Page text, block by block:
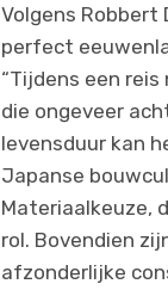
Volgens
perfect
“Tijdens een
die ongeveer
levensduur kan
Japanse
Materiaalkeuze,
rol. Bovendien
afzonderlijke